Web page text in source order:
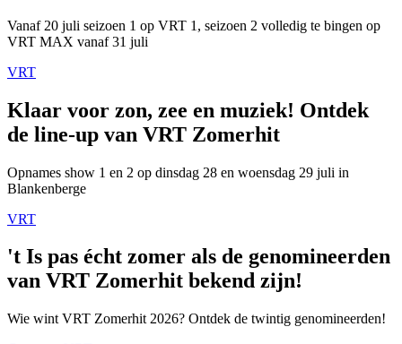
Vanaf 20 juli seizoen 1 op VRT 1, seizoen 2 volledig te bingen op
VRT MAX vanaf 31 juli
VRT
Klaar voor zon, zee en muziek! Ontdek
de line-up van VRT Zomerhit
Opnames show 1 en 2 op dinsdag 28 en woensdag 29 juli in
Blankenberge
VRT
't Is pas écht zomer als de genomineerden
van VRT Zomerhit bekend zijn!
Wie wint VRT Zomerhit 2026? Ontdek de twintig genomineerden!